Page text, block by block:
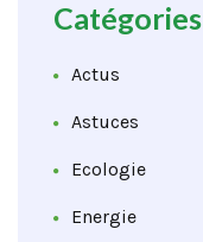
Catégories
Actus
Astuces
Ecologie
Energie